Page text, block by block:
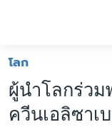
ต่อ
ข้าม
ไป
เนื้อหา
หน้าหลัก
โลก
เอเชีย
โลก
ผู้นำโลกร่ว
ควีนเอลิซาเ